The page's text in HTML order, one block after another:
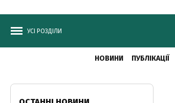
УСІ РОЗДІЛИ
НОВИНИ ПУБЛІКАЦІЇ